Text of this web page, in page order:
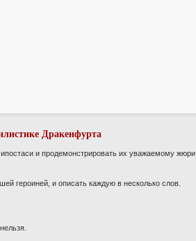
Дракенфурта
и продемонстрировать их уважаемому жюри.
героиней, и описать каждую в несколько слов.